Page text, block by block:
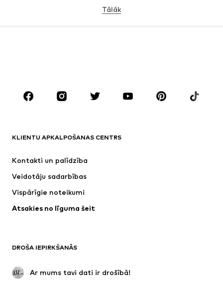
Apakšveļa
Svārki
Blūzes un tunikas
Aksesuāri
Premium
Jaunumi
Šobrīd populāri
Apakšveļa
Mēteļi
Svinības
Ekskluzīvi
Tālāk
KLIENTU APKALPOŠANAS CENTRS
Kontakti un palīdzība
Veidotāju sadarbības
Vispārīgie noteikumi
Atsakies no līguma šeit
DROŠA IEPIRKŠANĀS
Ar mums tavi dati ir drošībā!